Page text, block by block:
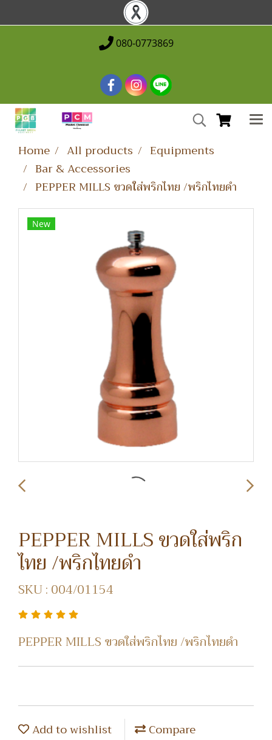
080-0773869
Home All products
Equipments
Bar & Accessories
PEPPER MILLS ขวดใส่พริกไทย /พริกไทยดำ
New
PEPPER MILLS ขวดใส่พริก
ไทย /พริกไทยดำ
SKU : 004/01154
PEPPER MILLS ขวดใส่พริกไทย /พริกไทยดำ
Add to wishlist Compare